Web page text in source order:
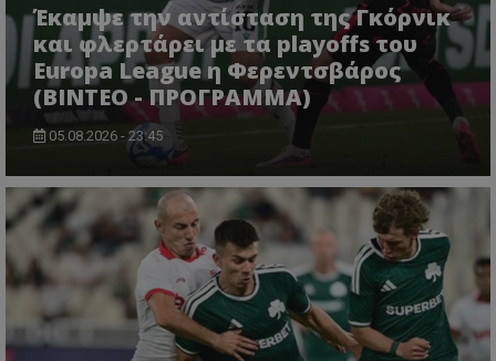
Έκαμψε την αντίσταση της Γκόρνικ
και φλερτάρει με τα playoffs του
Europa League η Φερεντσβάρος
(ΒΙΝΤΕΟ - ΠΡΟΓΡΑΜΜΑ)
05.08.2026 - 23:45